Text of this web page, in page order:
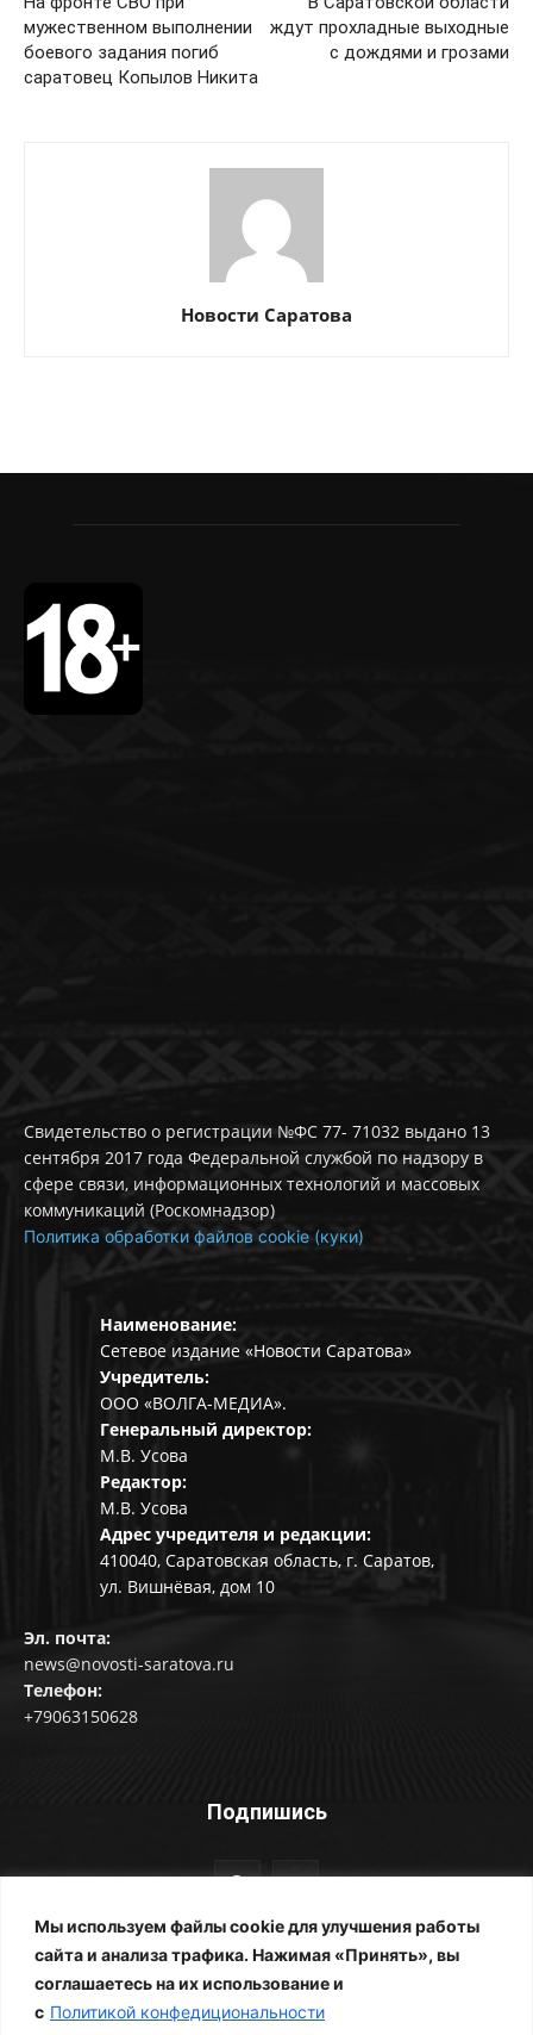
Мы используем файлы cookie для улучшения работы
сайта и анализа трафика. Нажимая «Принять», вы
соглашаетесь на их использование и
с Политикой конфедициональности
мужественном выполнении
боевого задания погиб
саратовец Копылов Никита
ждут прохладные выходные
с дождями и грозами
Новости Саратова
Свидетельство о регистрации №ФС 77- 71032 выдано 13
сентября 2017 года Федеральной службой по надзору в
сфере связи, информационных технологий и массовых
коммуникаций (Роскомнадзор)
Политика обработки файлов cookie (куки)
Наименование:
Сетевое издание «Новости Саратова»
Учредитель:
ООО «ВОЛГА-МЕДИА».
Генеральный директор:
М.В. Усова
Редактор:
М.В. Усова
Адрес учредителя и редакции:
410040, Саратовская область, г. Саратов,
ул. Вишнёвая, дом 10
Эл. почта:
news@novosti-saratova.ru
Телефон:
+79063150628
Подпишись
© Новости Саратова 2014-2025